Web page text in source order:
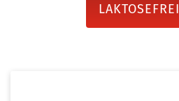
LAKTOSEFREI